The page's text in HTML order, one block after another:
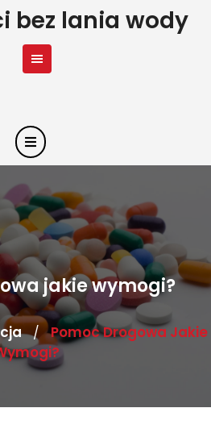
bez lania wody
jakie wymogi?
/
Pomoc Drogowa Jakie